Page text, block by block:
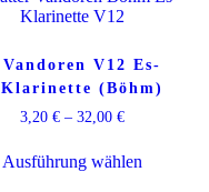
Vandoren V12 Es-
Klarinette (Böhm)
3,20 €– 32,00 €
Ausführung wählen